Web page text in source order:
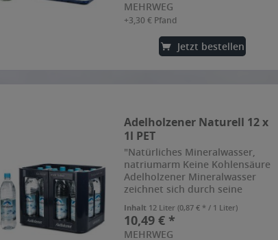
Legionär Primus entdeckt...
MEHRWEG
+3,30 € Pfand
Jetzt bestellen
Adelholzener Naturell 12 x
1l PET
"Natürliches Mineralwasser,
natriumarm Keine Kohlensäure
Adelholzener Mineralwasser
zeichnet sich durch seine
sorgt seine einzigartige
Herkunft: die bayerischen Alpen.
Inhalt 12 Liter(0,87 € * / 1 Liter)
10,49 € *
MEHRWEG